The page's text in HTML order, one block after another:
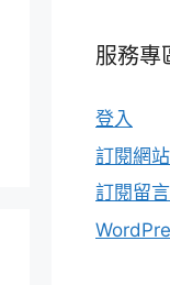
服務專
登入
訂閱網
訂閱留